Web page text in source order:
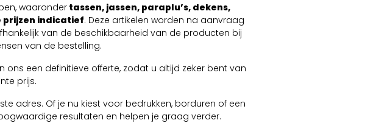
waarondertassen, jassen, paraplu’s, dekens,
prijzen indicatief. Deze artikelen worden na aanvraag
van de beschikbaarheid van de producten bij
van de bestelling.
ons een definitieve offerte, zodat u altijd zeker bent van
prijs.
adres. Of je nu kiest voor bedrukken, borduren of een
resultaten en helpen je graag verder.